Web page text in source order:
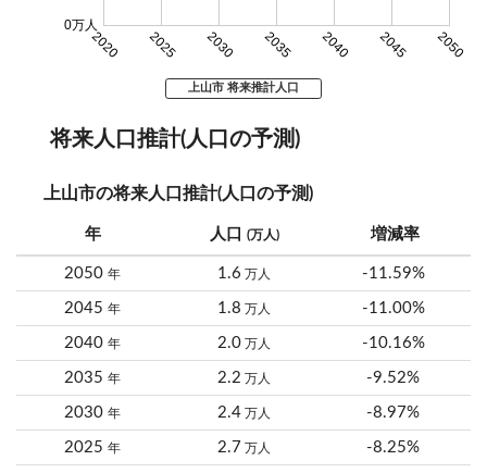
2020 2025 2030 2035 2040 2045 2050
0万人
上山市 将来推計人口
将来人口推計(人口の予測)
上山市の将来人口推計(人口の予測)
年 人口 (万人) 増減率
2050 年 1.6 万人 -11.59%
2045 年 1.8 万人 -11.00%
2040 年 2.0 万人 -10.16%
2035 年 2.2 万人 -9.52%
2030 年 2.4 万人 -8.97%
2025 年 2.7 万人 -8.25%